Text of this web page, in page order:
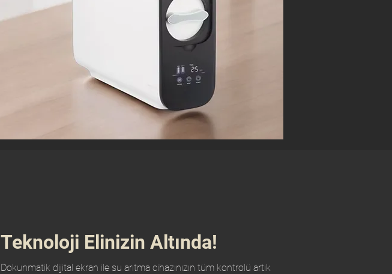
Teknoloji Elinizin Altında!
Dokunmatik dijital ekran ile su arıtma cihazınızın tüm kontrolü artık